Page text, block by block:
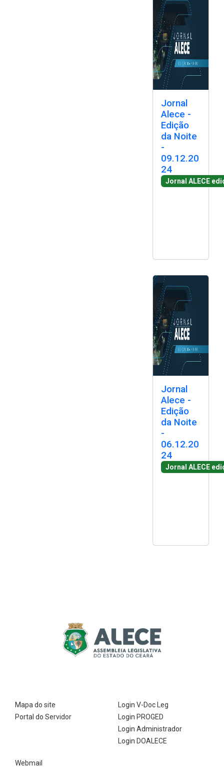
Jornal
Alece -
Edição
da Noite
-
09.12.20
24
Jornal ALECE
Jornal
Alece -
Edição
da Noite
-
06.12.20
24
Jornal ALECE
Mapa do site
Portal do Servidor
Login V-Doc Leg
Login PROGED
Login Administrador
Login DOALECE
Webmail